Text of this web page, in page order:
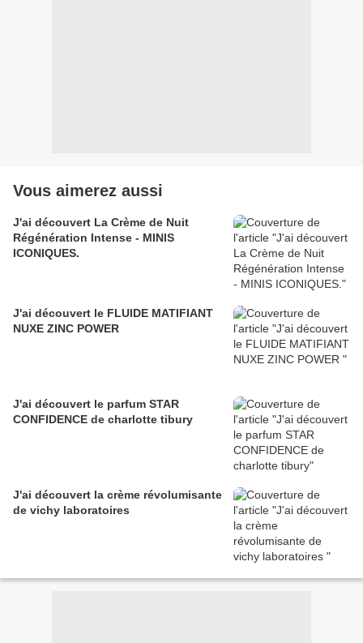
Vous aimerez aussi
J'ai découvert La Crème de Nuit
Régénération Intense - MINIS
ICONIQUES.
J'ai découvert le FLUIDE MATIFIANT
NUXE ZINC POWER
J'ai découvert le parfum STAR
CONFIDENCE de charlotte tibury
J'ai découvert la crème révolumisante
de vichy laboratoires